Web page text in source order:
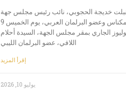
خديجة الحجوبي، نائب رئيس مجلس جهة
فاس-مكناس وعضو البرلمان العربي، يوم الخميس 9
الجاري بمقر مجلس الجهة، السيدة أحلام
اللافي، عضو البرلمان الليبي
إقرأ المزيد
يوليو 10, 2026